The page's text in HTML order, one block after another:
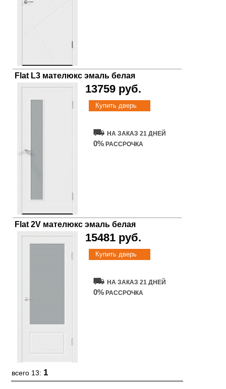
Flat L3 мателюкс эмаль белая
13759 руб.
Купить дверь
НА ЗАКАЗ 21 ДНЕЙ
0% РАССРОЧКА
Flat 2V мателюкс эмаль белая
15481 руб.
Купить дверь
НА ЗАКАЗ 21 ДНЕЙ
0% РАССРОЧКА
всего 13: 1